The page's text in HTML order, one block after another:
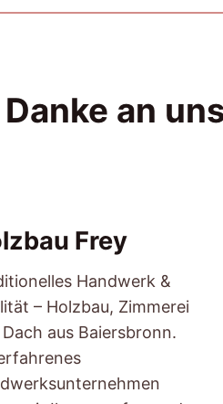
Danke an
Frey
Handwerk &
– Holzbau, Zimmerei
aus Baiersbronn.